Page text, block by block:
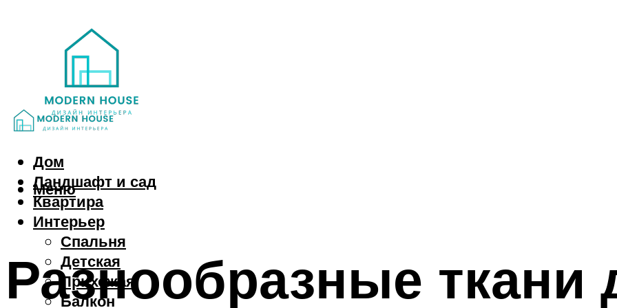
Дом
Ландшафт и сад
Квартира
Интерьер
Спальня
Детская
Прихожая
Балкон
Меню
Разнообразные ткани